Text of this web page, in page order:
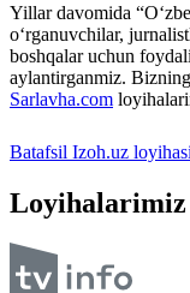
Yillar davomida
o‘rganuvchilar,
boshqalar uchun
aylantirganmiz.
Sarlavha.com
Batafsil Izoh.uz
Loyihalarimiz